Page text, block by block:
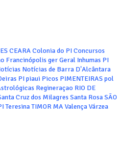
CEARAColonia do PIConcursos
Francinópolis gerGeral Inhumas PI
Notícias de Barra D'Alcântara
PIpiaui Picos PIMENTEIRAS pol
Regineraçao RIO DE
Cruz dos Milagres Santa RosaSÃO
TeresinaTIMOR MAValençaVárzea